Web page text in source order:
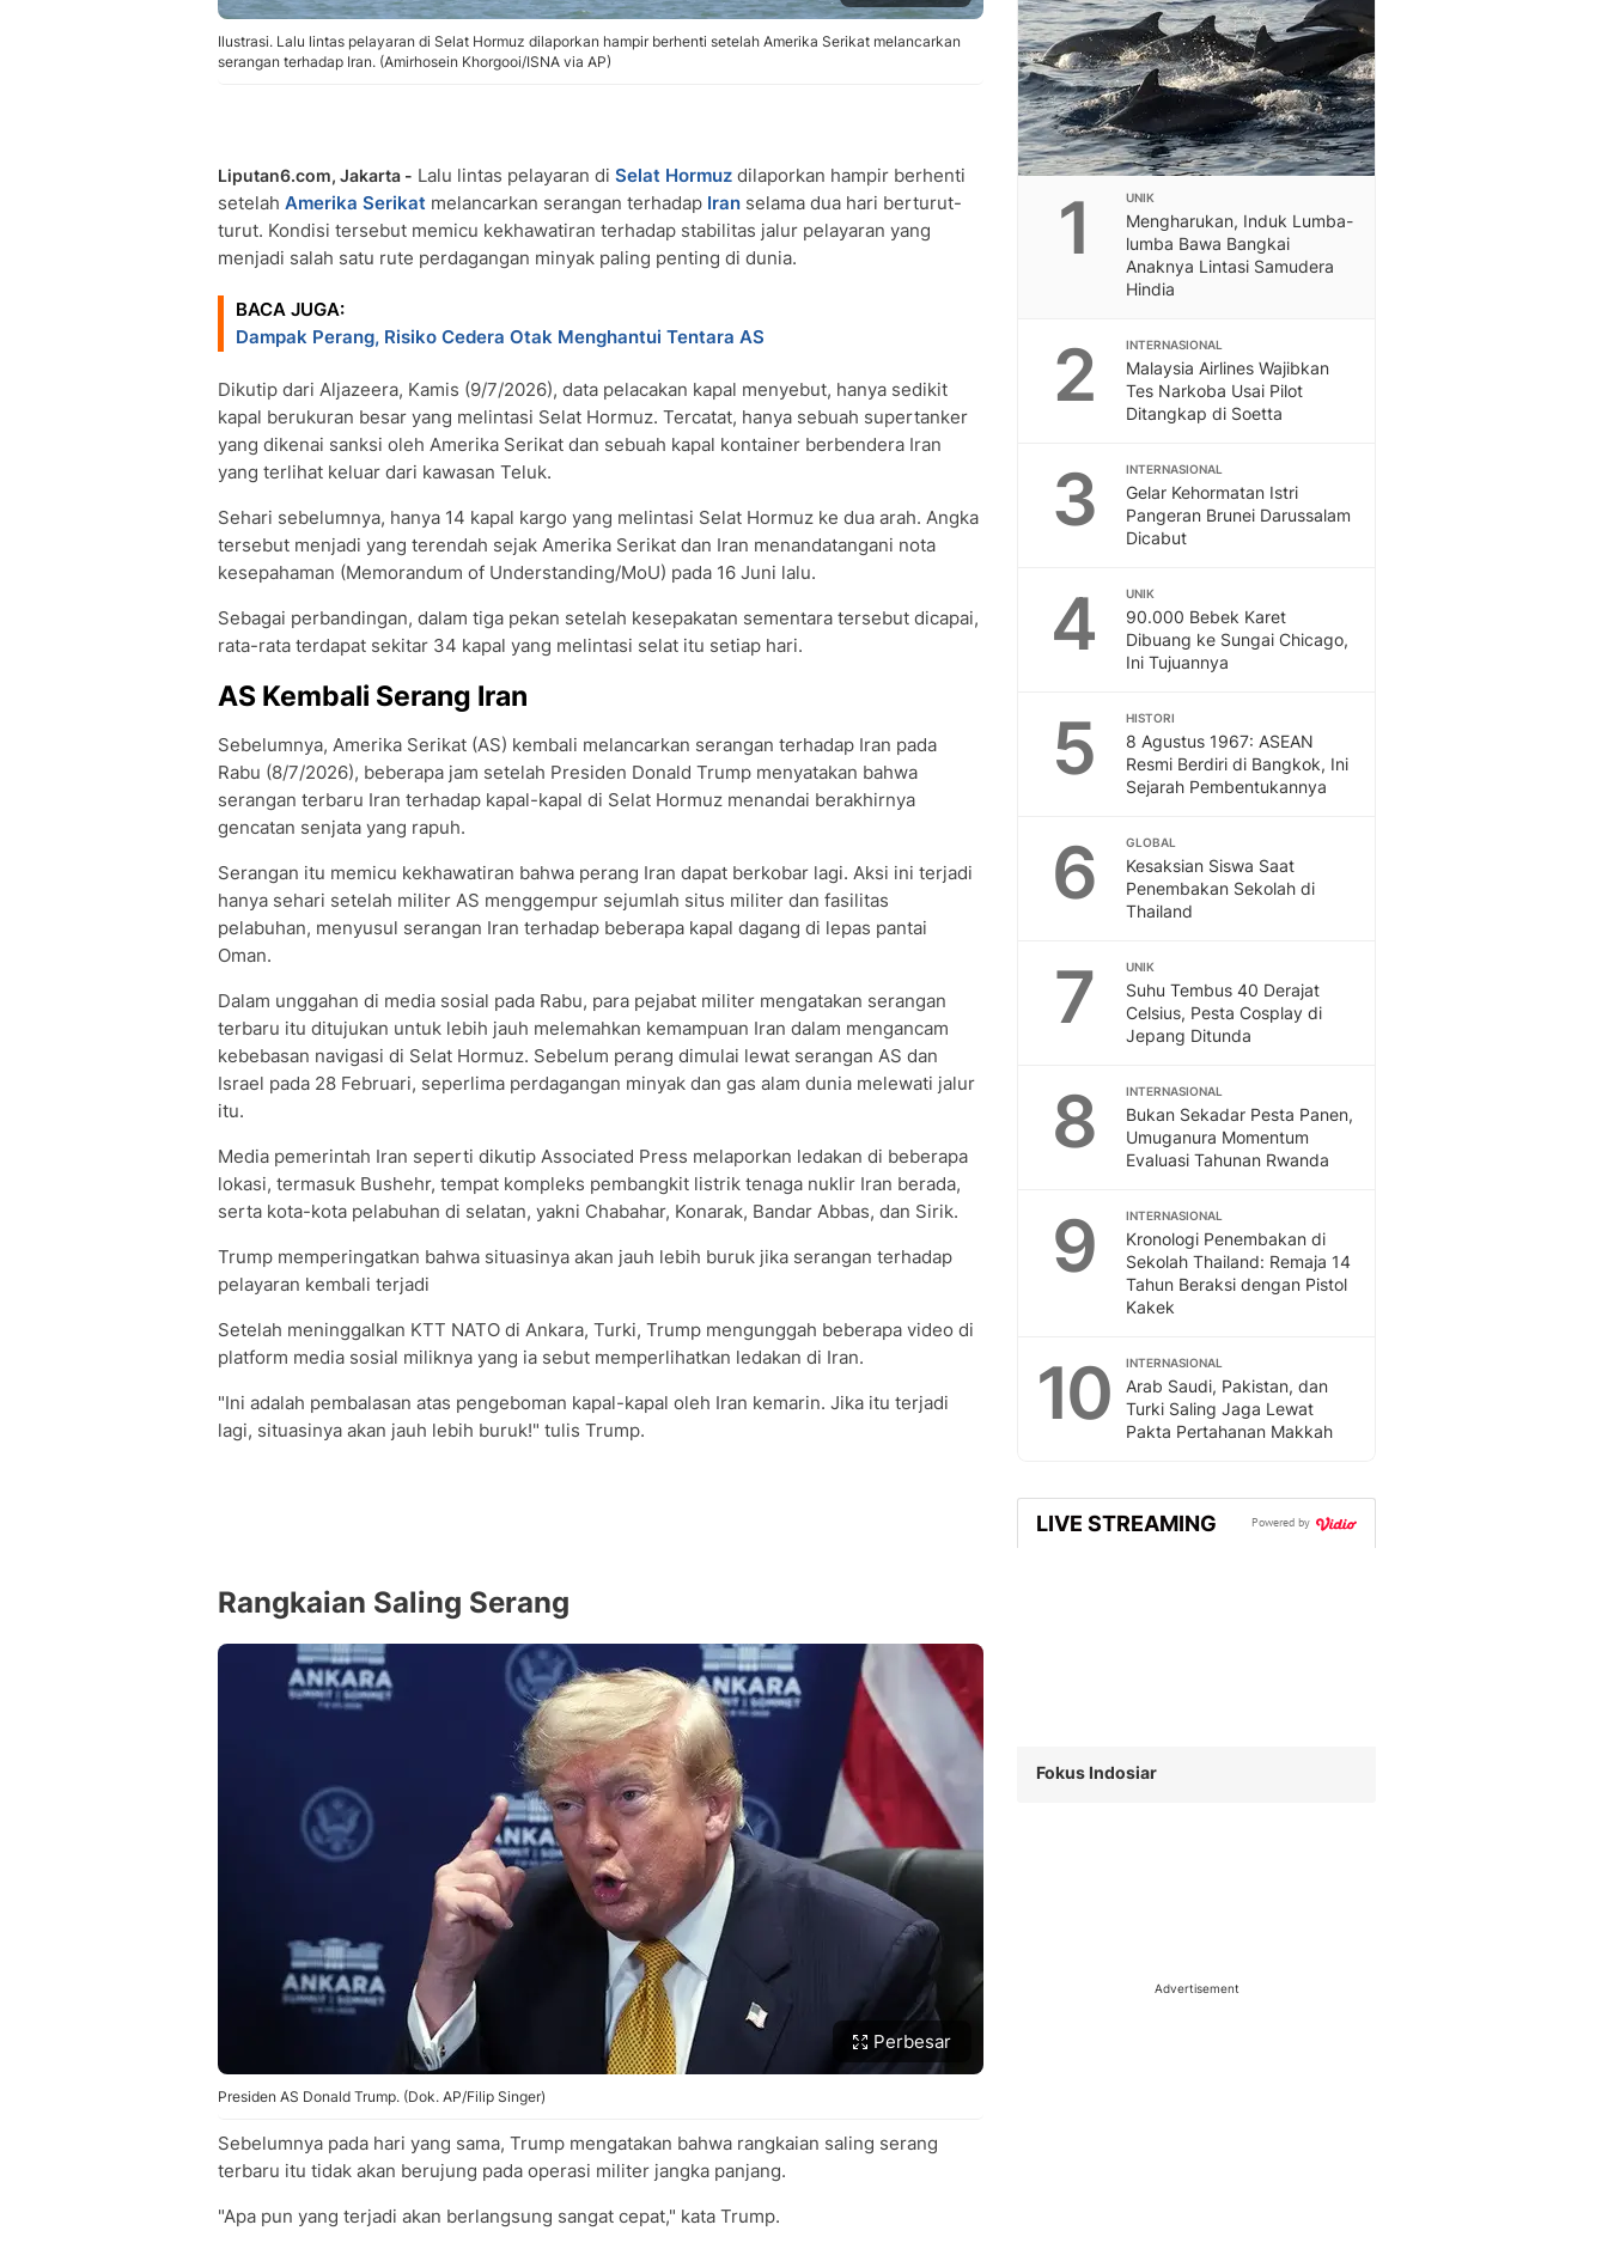
Ilustrasi. Lalu lintas pelayaran di Selat Hormuz dilaporkan hampir berhenti setelah Amerika Serikat melancarkan
serangan terhadap Iran. (Amirhosein Khorgooi/ISNA via AP)
Liputan6.com, Jakarta - Lalu lintas pelayaran di Selat Hormuz dilaporkan hampir berhenti
setelah Amerika Serikat melancarkan serangan terhadap Iran selama dua hari berturut-
turut. Kondisi tersebut memicu kekhawatiran terhadap stabilitas jalur pelayaran yang
menjadi salah satu rute perdagangan minyak paling penting di dunia.
BACA JUGA:
Dampak Perang, Risiko Cedera Otak Menghantui Tentara AS
Dikutip dari Aljazeera, Kamis (9/7/2026), data pelacakan kapal menyebut, hanya sedikit
kapal berukuran besar yang melintasi Selat Hormuz. Tercatat, hanya sebuah supertanker
yang dikenai sanksi oleh Amerika Serikat dan sebuah kapal kontainer berbendera Iran
yang terlihat keluar dari kawasan Teluk.
Sehari sebelumnya, hanya 14 kapal kargo yang melintasi Selat Hormuz ke dua arah. Angka
tersebut menjadi yang terendah sejak Amerika Serikat dan Iran menandatangani nota
kesepahaman (Memorandum of Understanding/MoU) pada 16 Juni lalu.
Sebagai perbandingan, dalam tiga pekan setelah kesepakatan sementara tersebut dicapai,
rata-rata terdapat sekitar 34 kapal yang melintasi selat itu setiap hari.
AS Kembali Serang Iran
Sebelumnya, Amerika Serikat (AS) kembali melancarkan serangan terhadap Iran pada
Rabu (8/7/2026), beberapa jam setelah Presiden Donald Trump menyatakan bahwa
serangan terbaru Iran terhadap kapal-kapal di Selat Hormuz menandai berakhirnya
gencatan senjata yang rapuh.
Serangan itu memicu kekhawatiran bahwa perang Iran dapat berkobar lagi. Aksi ini terjadi
hanya sehari setelah militer AS menggempur sejumlah situs militer dan fasilitas
pelabuhan, menyusul serangan Iran terhadap beberapa kapal dagang di lepas pantai
Oman.
Dalam unggahan di media sosial pada Rabu, para pejabat militer mengatakan serangan
terbaru itu ditujukan untuk lebih jauh melemahkan kemampuan Iran dalam mengancam
kebebasan navigasi di Selat Hormuz. Sebelum perang dimulai lewat serangan AS dan
Israel pada 28 Februari, seperlima perdagangan minyak dan gas alam dunia melewati jalur
itu.
Media pemerintah Iran seperti dikutip Associated Press melaporkan ledakan di beberapa
lokasi, termasuk Bushehr, tempat kompleks pembangkit listrik tenaga nuklir Iran berada,
serta kota-kota pelabuhan di selatan, yakni Chabahar, Konarak, Bandar Abbas, dan Sirik.
Trump memperingatkan bahwa situasinya akan jauh lebih buruk jika serangan terhadap
pelayaran kembali terjadi
Setelah meninggalkan KTT NATO di Ankara, Turki, Trump mengunggah beberapa video di
platform media sosial miliknya yang ia sebut memperlihatkan ledakan di Iran.
"Ini adalah pembalasan atas pengeboman kapal-kapal oleh Iran kemarin. Jika itu terjadi
lagi, situasinya akan jauh lebih buruk!" tulis Trump.
Rangkaian Saling Serang
Perbesar
Presiden AS Donald Trump. (Dok. AP/Filip Singer)
Sebelumnya pada hari yang sama, Trump mengatakan bahwa rangkaian saling serang
terbaru itu tidak akan berujung pada operasi militer jangka panjang.
"Apa pun yang terjadi akan berlangsung sangat cepat," kata Trump.
1 UNIK
Mengharukan, Induk Lumba-
lumba Bawa Bangkai
Anaknya Lintasi Samudera
Hindia
2 INTERNASIONAL
Malaysia Airlines Wajibkan
Tes Narkoba Usai Pilot
Ditangkap di Soetta
3 INTERNASIONAL
Gelar Kehormatan Istri
Pangeran Brunei Darussalam
Dicabut
4 UNIK
90.000 Bebek Karet
Dibuang ke Sungai Chicago,
Ini Tujuannya
5 HISTORI
8 Agustus 1967: ASEAN
Resmi Berdiri di Bangkok, Ini
Sejarah Pembentukannya
6 GLOBAL
Kesaksian Siswa Saat
Penembakan Sekolah di
Thailand
7 UNIK
Suhu Tembus 40 Derajat
Celsius, Pesta Cosplay di
Jepang Ditunda
8 INTERNASIONAL
Bukan Sekadar Pesta Panen,
Umuganura Momentum
Evaluasi Tahunan Rwanda
9 INTERNASIONAL
Kronologi Penembakan di
Sekolah Thailand: Remaja 14
Tahun Beraksi dengan Pistol
Kakek
10 INTERNASIONAL
Arab Saudi, Pakistan, dan
Turki Saling Jaga Lewat
Pakta Pertahanan Makkah
LIVE STREAMING Powered by
Fokus Indosiar
Advertisement